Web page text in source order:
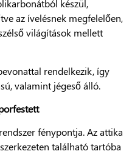
készül,
az ívelésnek megfelelően,
világítások mellett
rendelkezik, így
valamint jégeső álló.
fénypontja. Az attika
található tartóba